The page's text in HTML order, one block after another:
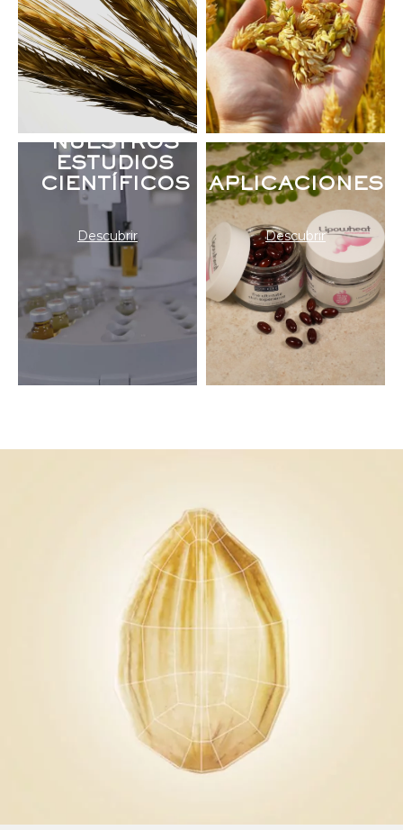
NUESTROS
ESTUDIOS
CIENTÍFICOS
Descubrir
APLICACIONES
Descubrir